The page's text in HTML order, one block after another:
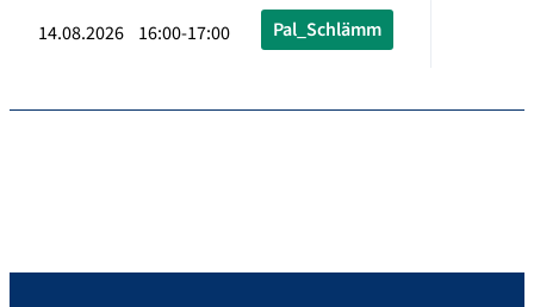
14.08.2026 16:00-17:00 Pal_Schlämm